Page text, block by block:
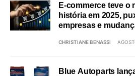
E-commerce teve o
história em 2025,
empresas e
CHRISTIANE BENASSI
Blue Autoparts